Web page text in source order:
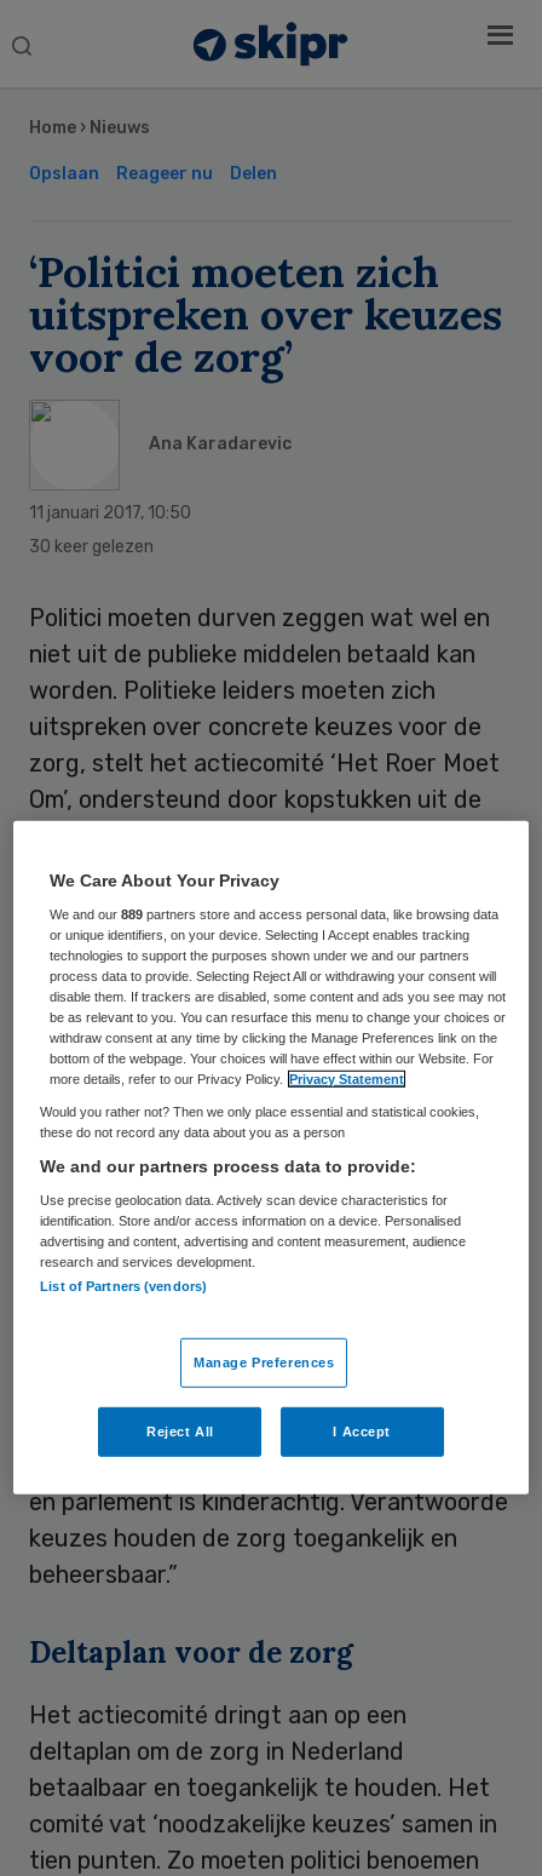
Search
Home › Nieuws
Opslaan Reageer nu Delen
‘Politici moeten zich
uitspreken over keuzes
voor de zorg’
Ana Karadarevic
11 januari 2017, 10:50
30 keer gelezen
Politici moeten durven zeggen wat wel en
niet uit de publieke middelen betaald kan
worden. Politieke leiders moeten zich
uitspreken over concrete keuzes voor de
zorg, stelt het actiecomité ‘Het Roer Moet
Om’, ondersteund door kopstukken uit de
Marcel Levi en DSW-directeur Chris Oomen.
Politieke partijen missen de moed om eerlijk
te zijn over de onvermijdelijke keuzes in de
zorg, stelt hetactiecomité. Ze houden de
kiezer in de waan dat iedereen altijd en op
elke leeftijd de allerbeste zorg kan krijgen.
Concrete maatregelen voor grote
‘chefsache’, aldus het actiecomité.
“Gratis zorg bestaat niet, keuzes zijn
aan u, politieke leiders van Nederland, om
zonder dralen kenbaar te maken waar uw
partij voor staat. Rupsje-nooit-genoeg in
verkiezingstijd en schraalhans in regering
en parlement is kinderachtig. Verantwoorde
keuzes houden de zorg toegankelijk en
beheersbaar.”
Deltaplan voor de zorg
Het actiecomité dringt aan op een
deltaplan om de zorg in Nederland
betaalbaar en toegankelijk te houden. Het
comité vat ‘noodzakelijke keuzes’ samen in
tien punten. Zo moeten politici benoemen
Sidebar
We Care About Your Privacy
We and our889 partners store and access personal data, like browsing data
or unique identifiers, on your device. Selecting I Accept enables tracking
technologies to support the purposes shown under we and our partners
process data to provide. Selecting Reject All or withdrawing your consent will
disable them. If trackers are disabled, some content and ads you see may not
be as relevant to you. You can resurface this menu to change your choices or
withdraw consent at any time by clicking the Manage Preferences link on the
bottom of the webpage. Your choices will have effect within our Website. For
more details, refer to our Privacy Policy.
Privacy Statement
Would you rather not? Then we only place essential and statistical cookies,
these do not record any data about you as a person
We and our partners process data to provide:
Use precise geolocation data. Actively scan device characteristics for
identification. Store and/or access information on a device. Personalised
advertising and content, advertising and content measurement, audience
research and services development.
List of Partners (vendors)
Manage Preferences
Reject All I Accept